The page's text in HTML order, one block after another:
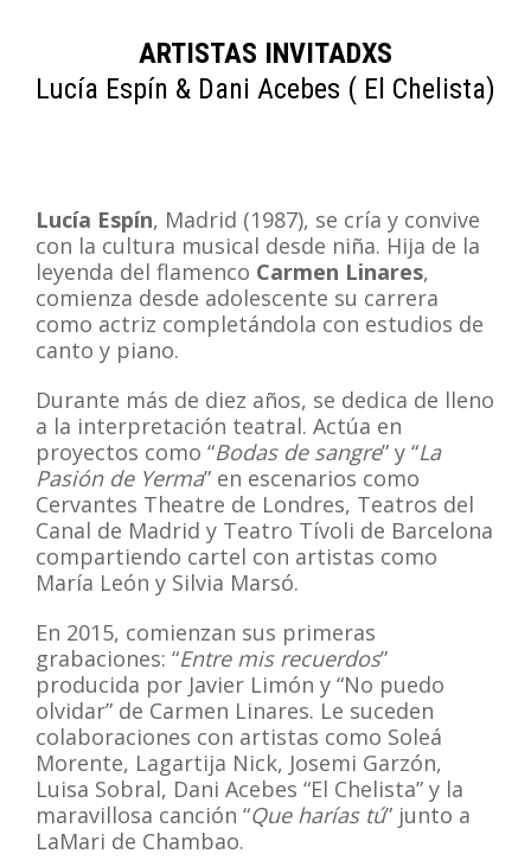
ARTISTAS INVITADXS
Lucía Espín & Dani Acebes ( El Chelista)
Lucía Espín, Madrid (1987), se cría y convive
con la cultura musical desde niña. Hija de la
leyenda del flamenco Carmen Linares,
comienza desde adolescente su carrera
como actriz completándola con estudios de
canto y piano.
Durante más de diez años, se dedica de lleno
a la interpretación teatral. Actúa en
proyectos como “Bodas de sangre” y “La
Pasión de Yerma” en escenarios como
Cervantes Theatre de Londres, Teatros del
Canal de Madrid y Teatro Tívoli de Barcelona
compartiendo cartel con artistas como
María León y Silvia Marsó.
En 2015, comienzan sus primeras
grabaciones: “Entre mis recuerdos”
producida por Javier Limón y “No puedo
olvidar” de Carmen Linares. Le suceden
colaboraciones con artistas como Soleá
Morente, Lagartija Nick, Josemi Garzón,
Luisa Sobral, Dani Acebes “El Chelista” y la
maravillosa canción “Que harías tú” junto a
LaMari de Chambao.